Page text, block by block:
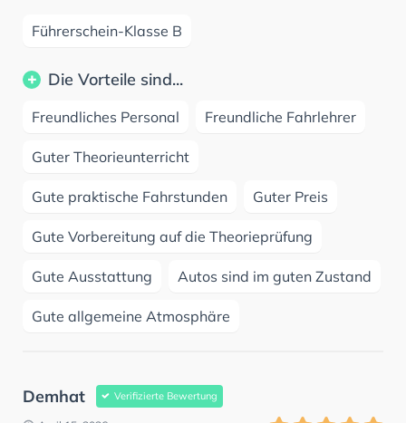
Führerschein-Klasse B
Die Vorteile sind...
Freundliches Personal Freundliche Fahrlehrer
Guter Theorieunterricht
Gute praktische Fahrstunden Guter Preis
Gute Vorbereitung auf die Theorieprüfung
Gute Ausstattung Autos sind im guten Zustand
Gute allgemeine Atmosphäre
Demhat Verifizierte Bewertung